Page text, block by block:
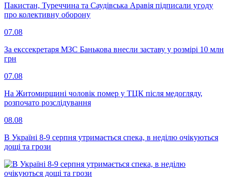
Пакистан, Туреччина та Саудівська Аравія підписали угоду
про колективну оборону
07.08
За екссекретаря МЗС Банькова внесли заставу у розмірі 10 млн
грн
07.08
На Житомирщині чоловік помер у ТЦК після медогляду,
розпочато розслідування
08.08
В Україні 8-9 серпня утримається спека, в неділю очікуються
дощі та грози